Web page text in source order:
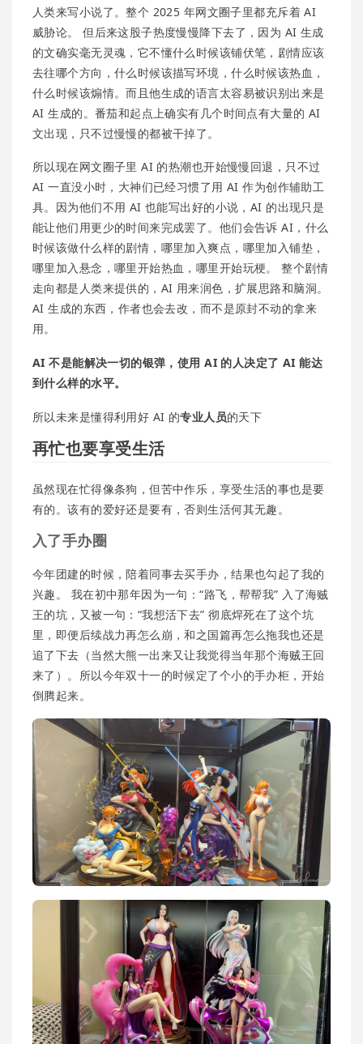
人类来写小说了。整个 2025 年网文圈子里都充斥着 AI
威胁论。 但后来这股子热度慢慢降下去了，因为 AI 生成
的文确实毫无灵魂，它不懂什么时候该铺伏笔，剧情应该
去往哪个方向，什么时候该描写环境，什么时候该热血，
什么时候该煽情。而且他生成的语言太容易被识别出来是
AI 生成的。番茄和起点上确实有几个时间点有大量的 AI
文出现，只不过慢慢的都被干掉了。
所以现在网文圈子里 AI 的热潮也开始慢慢回退，只不过
AI 一直没小时，大神们已经习惯了用 AI 作为创作辅助工
具。因为他们不用 AI 也能写出好的小说，AI 的出现只是
能让他们用更少的时间来完成罢了。他们会告诉 AI，什么
时候该做什么样的剧情，哪里加入爽点，哪里加入铺垫，
哪里加入悬念，哪里开始热血，哪里开始玩梗。 整个剧情
走向都是人类来提供的，AI 用来润色，扩展思路和脑洞。
AI 生成的东西，作者也会去改，而不是原封不动的拿来
用。
AI 不是能解决一切的银弹，使用 AI 的人决定了 AI 能达
到什么样的水平。
所以未来是懂得利用好 AI 的专业人员的天下
再忙也要享受生活
虽然现在忙得像条狗，但苦中作乐，享受生活的事也是要
有的。该有的爱好还是要有，否则生活何其无趣。
入了手办圈
今年团建的时候，陪着同事去买手办，结果也勾起了我的
兴趣。 我在初中那年因为一句：“路飞，帮帮我” 入了海贼
王的坑，又被一句：“我想活下去” 彻底焊死在了这个坑
里，即便后续战力再怎么崩，和之国篇再怎么拖我也还是
追了下去（当然大熊一出来又让我觉得当年那个海贼王回
来了）。所以今年双十一的时候定了个小的手办柜，开始
倒腾起来。